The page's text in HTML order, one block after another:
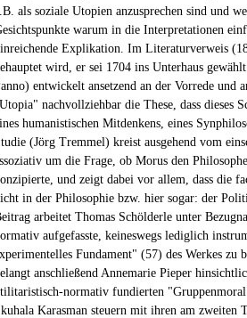
als soziale Utopien anzusprechen sind und
warum in die Interpretationen
Explikation. Im Literaturverweis
wird, er sei 1704 ins Unterhaus
entwickelt ansetzend an der Vorrede und
nachvollziehbar die These, dass dieses
humanistischen Mitdenkens, eines
(Jörg Tremmel) kreist ausgehend vom
um die Frage, ob Morus den
und zeigt dabei vor allem, dass die
in der Philosophie bzw. hier sogar: der
arbeitet Thomas Schölderle unter
aufgefasste, keineswegs lediglich
Fundament" (57) des Werkes zu
anschließend Annemarie Pieper
normativ fundierten
Karasman steuern mit ihren am zweiten